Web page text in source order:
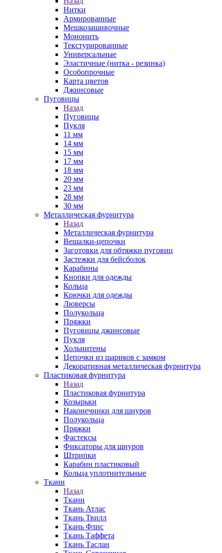
Нитки
Армированные
Мешкозашивочные
Мононить
Текстурированные
Универсальные
Эластичные (нитка - резинка)
Особопрочные
Карта цветов
Джинсовые
Пуговицы
Назад
Пуговицы
Пукля
11 мм
14 мм
15 мм
17 мм
18 мм
20 мм
23 мм
28 мм
30 мм
Металлическая фурнитура
Назад
Металлическая фурнитура
Вешалки-цепочки
Заготовки для обтяжки пуговиц
Застежки для бейсболок
Карабины
Кнопки для одежды
Кольца
Крючки для одежды
Люверсы
Полукольца
Пряжки
Пуговицы джинсовые
Пукля
Хольнитены
Цепочки из шариков с замком
Декоративная металлическая фурнитура
Пластиковая фурнитура
Назад
Пластиковая фурнитура
Козырьки
Наконечники для шнуров
Полукольца
Пряжки
Фастексы
Фиксаторы для шнуров
Штрипки
Карабин пластиковый
Кольца уплотнительные
Ткани
Назад
Ткани
Ткань Атлас
Ткань Твилл
Ткань Флис
Ткань Таффета
Ткань Таслан